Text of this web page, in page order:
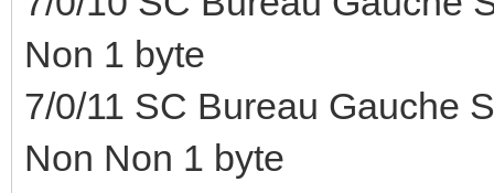
Non 1 byte
7/0/11 SC Bureau Gauche
Non Non 1 byte